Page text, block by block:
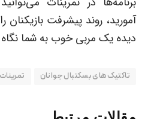
آمورید، روند پیشرفت بازیکنان
دیده یک مربی خوب به شما
تاکتیک‌های بسکتبال جوانان